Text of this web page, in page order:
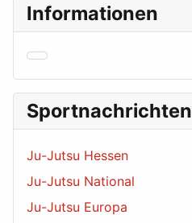
Informationen
Sportnachrichten
Ju-Jutsu Hessen
Ju-Jutsu National
Ju-Jutsu Europa